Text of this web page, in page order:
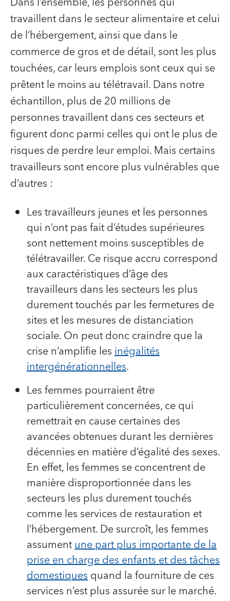
travaillent dans le secteur alimentaire et celui
de l’hébergement, ainsi que dans le
commerce de gros et de détail, sont les plus
touchées, car leurs emplois sont ceux qui se
prêtent le moins au télétravail. Dans notre
échantillon, plus de 20 millions de
personnes travaillent dans ces secteurs et
figurent donc parmi celles qui ont le plus de
risques de perdre leur emploi. Mais certains
travailleurs sont encore plus vulnérables que
d’autres :
Les travailleurs jeunes et les personnes
qui n’ont pas fait d’études supérieures
sont nettement moins susceptibles de
télétravailler. Ce risque accru correspond
aux caractéristiques d’âge des
travailleurs dans les secteurs les plus
durement touchés par les fermetures de
sites et les mesures de distanciation
sociale. On peut donc craindre que la
crise n’amplifie lesinégalités
intergénérationnelles.
Les femmes pourraient être
particulièrement concernées, ce qui
remettrait en cause certaines des
avancées obtenues durant les dernières
décennies en matière d’égalité des sexes.
En effet, les femmes se concentrent de
manière disproportionnée dans les
secteurs les plus durement touchés
comme les services de restauration et
l’hébergement. De surcroît, les femmes
assumentune part plus importante de la
prise en charge des enfants et des tâches
domestiquesquand la fourniture de ces
services n’est plus assurée sur le marché.